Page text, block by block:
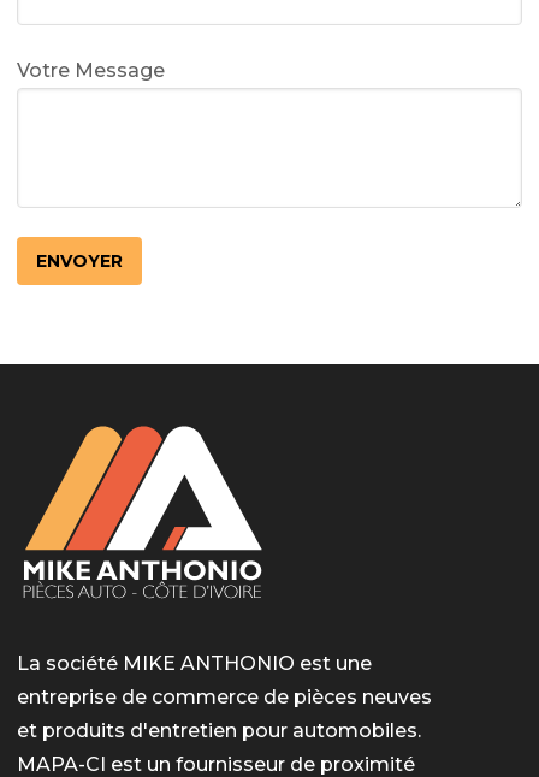
Votre Message
LotoMart
Бай Лото
escort barcelone
https://intimaties.net/es/category/woman-used-
used-panties-es/
eros houston
albanianescort
La société MIKE ANTHONIO est une
entreprise de commerce de pièces neuves
et produits d'entretien pour automobiles.
MAPA-CI est un fournisseur de proximité